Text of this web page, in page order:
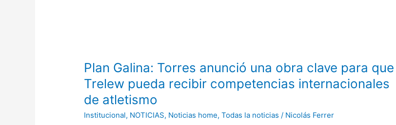
Plan Galina: Torres anunció una obra clave para que
Trelew pueda recibir competencias internacionales
de atletismo
Institucional, NOTICIAS, Noticias home,Todas la noticias / Nicolás Ferrer
Torres
anunció
una
obra
clave